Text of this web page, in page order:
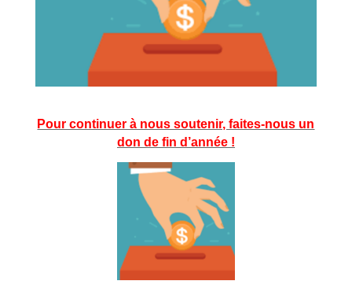
Pour continuer à nous soutenir, faites-nous un
don de fin d’année !